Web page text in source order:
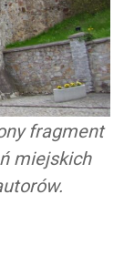
fragment
miejskich